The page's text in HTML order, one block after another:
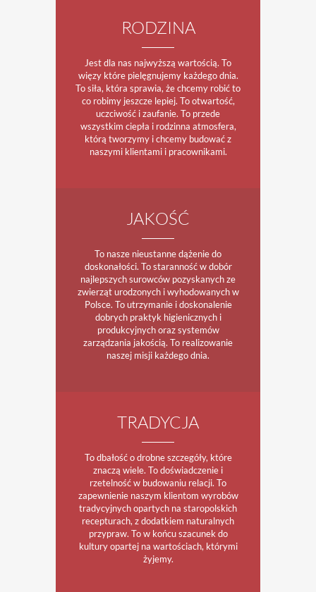
RODZINA
Jest dla nas najwyższą wartością. To
więzy które pielęgnujemy każdego dnia.
To siła, która sprawia, że chcemy robić to
co robimy jeszcze lepiej. To otwartość,
uczciwość i zaufanie. To przede
wszystkim ciepła i rodzinna atmosfera,
którą tworzymy i chcemy budować z
naszymi klientami i pracownikami.
JAKOŚĆ
To nasze nieustanne dążenie do
doskonałości. To staranność w dobór
najlepszych surowców pozyskanych ze
zwierząt urodzonych i wyhodowanych w
Polsce. To utrzymanie i doskonalenie
dobrych praktyk higienicznych i
produkcyjnych oraz systemów
zarządzania jakością. To realizowanie
naszej misji każdego dnia.
TRADYCJA
To dbałość o drobne szczegóły, które
znaczą wiele. To doświadczenie i
rzetelność w budowaniu relacji. To
zapewnienie naszym klientom wyrobów
tradycyjnych opartych na staropolskich
recepturach, z dodatkiem naturalnych
przypraw. To w końcu szacunek do
kultury opartej na wartościach, którymi
żyjemy.